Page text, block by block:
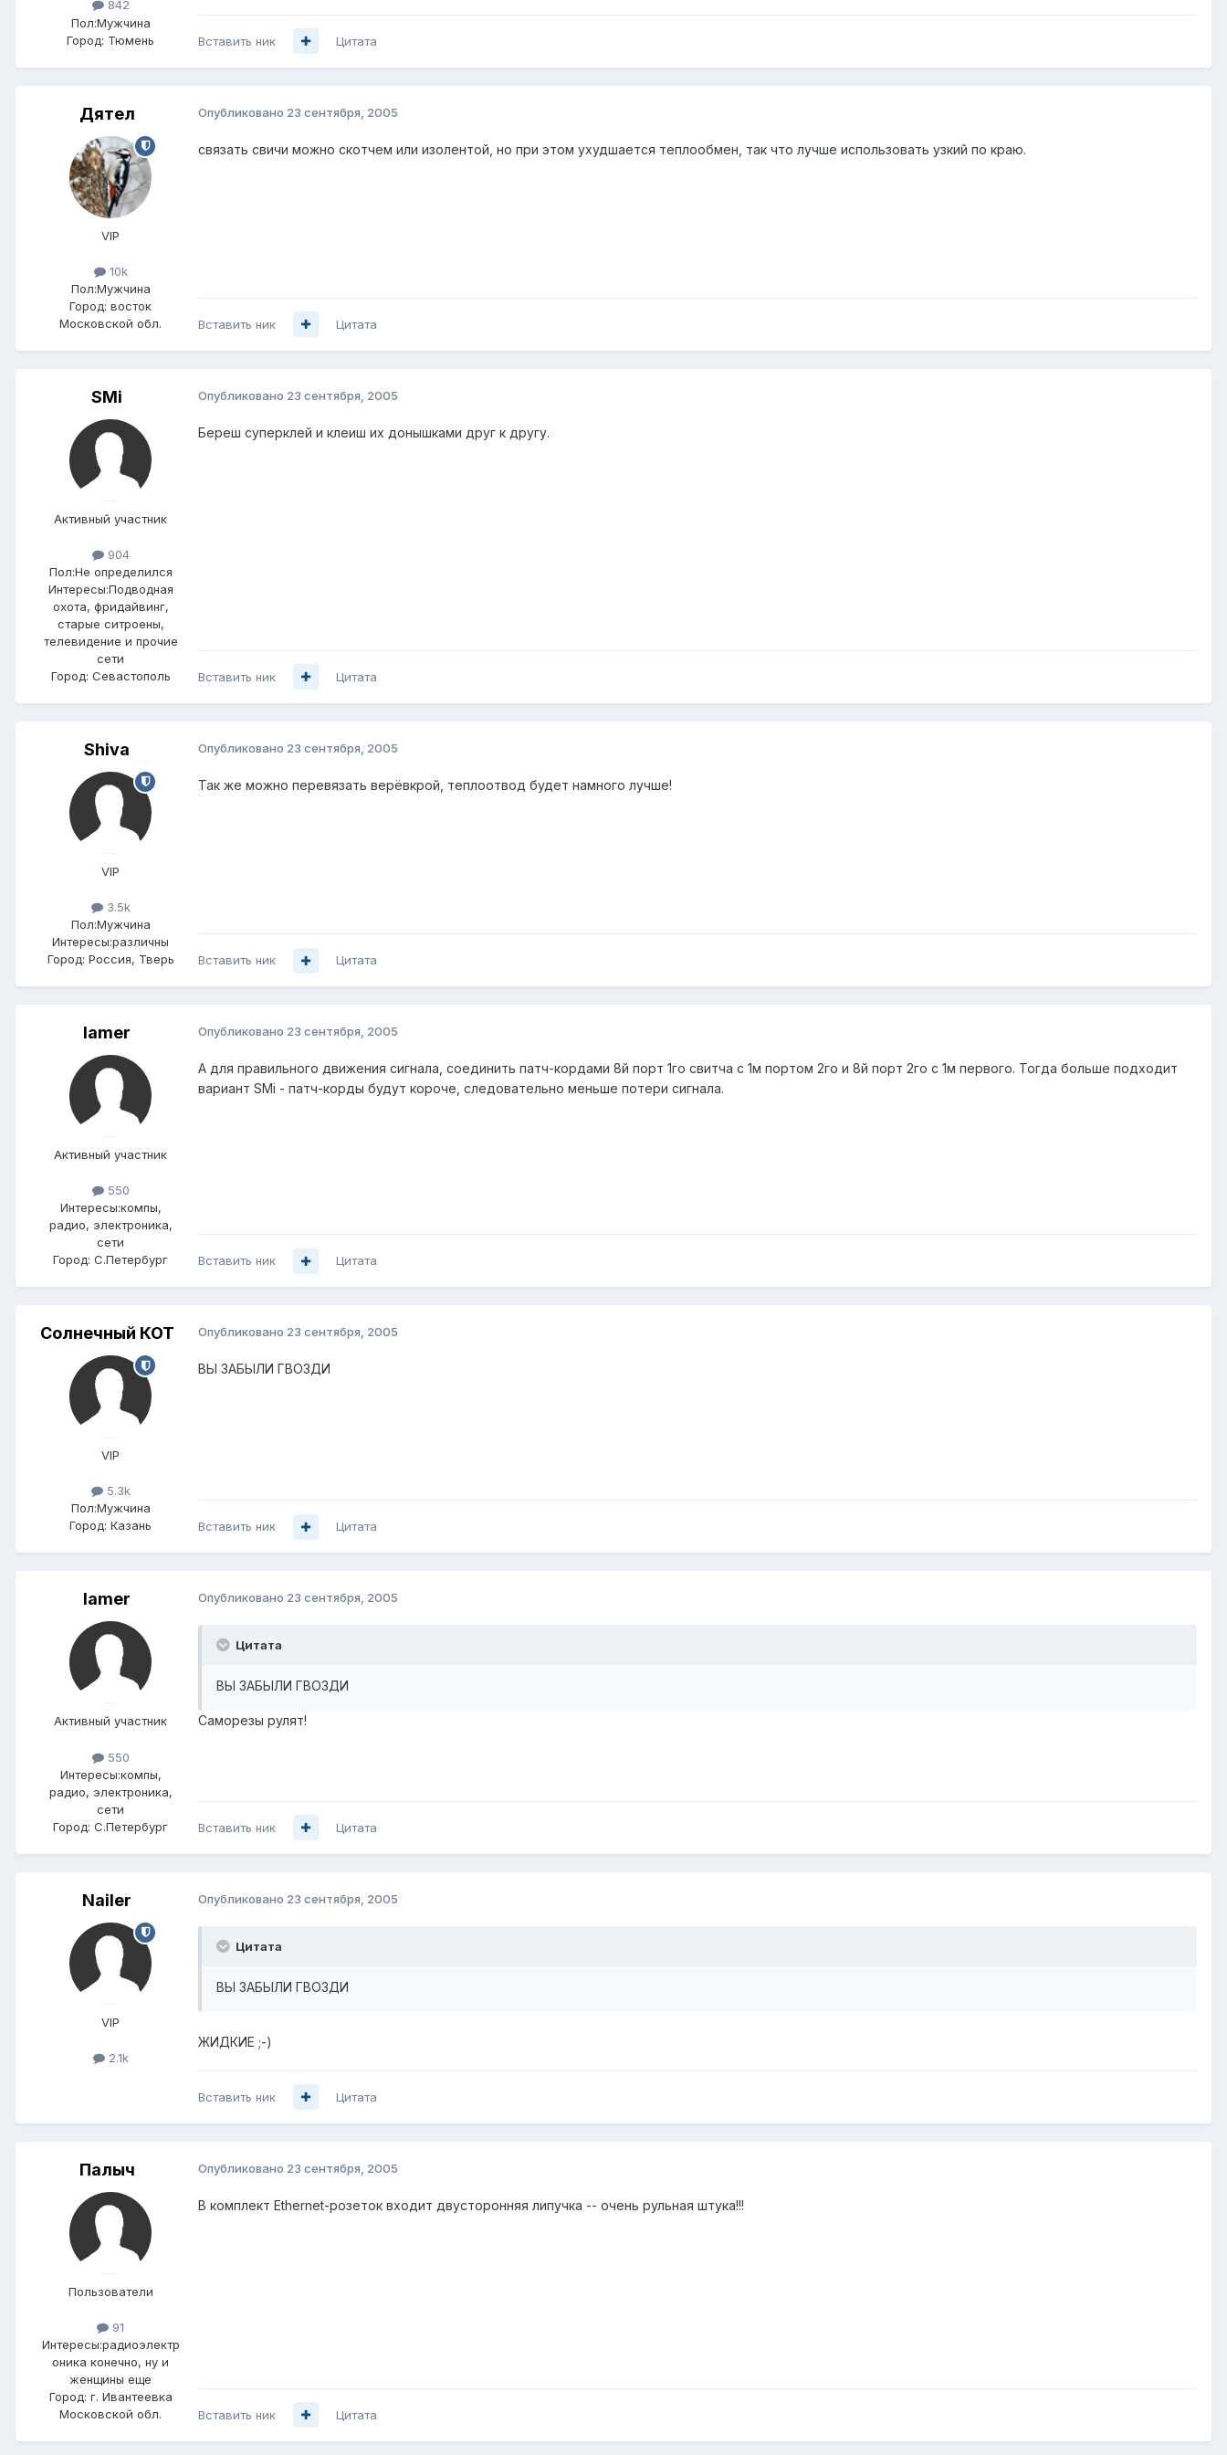
842
Пол:Мужчина
Город: Тюмень Вставить ник Цитата
Дятел
VIP
10k
Пол:Мужчина
Город: восток
Московской обл.
Опубликовано 23 сентября, 2005
связать свичи можно скотчем или изолентой, но при этом ухудшается теплообмен, так что лучше использовать узкий по краю.
Вставить ник Цитата
SMi
Активный участник
904
Пол:Не определился
Интересы:Подводная
охота, фридайвинг,
старые ситроены,
телевидение и прочие
сети
Город: Севастополь
Опубликовано 23 сентября, 2005
Береш суперклей и клеиш их донышками друг к другу.
Вставить ник Цитата
Shiva
VIP
3.5k
Пол:Мужчина
Интересы:различны
Город: Россия, Тверь
Опубликовано 23 сентября, 2005
Так же можно перевязать верёвкрой, теплоотвод будет намного лучше!
Вставить ник Цитата
lamer
Активный участник
550
Интересы:компы,
радио, электроника,
сети
Город: С.Петербург
Опубликовано 23 сентября, 2005
А для правильного движения сигнала, соединить патч-кордами 8й порт 1го свитча с 1м портом 2го и 8й порт 2го с 1м первого. Тогда больше подходит
вариант SMi - патч-корды будут короче, следовательно меньше потери сигнала.
Вставить ник Цитата
Солнечный КОТ
VIP
5.3k
Пол:Мужчина
Город: Казань
Опубликовано 23 сентября, 2005
ВЫ ЗАБЫЛИ ГВОЗДИ
Вставить ник Цитата
lamer
Активный участник
550
Интересы:компы,
радио, электроника,
сети
Город: С.Петербург
Опубликовано 23 сентября, 2005
Цитата
ВЫ ЗАБЫЛИ ГВОЗДИ
Саморезы рулят!
Вставить ник Цитата
Nailer
VIP
2.1k
Опубликовано 23 сентября, 2005
Цитата
ВЫ ЗАБЫЛИ ГВОЗДИ
ЖИДКИЕ ;-)
Вставить ник Цитата
Палыч
Пользователи
91
Интересы:радиоэлектр
оника конечно, ну и
женщины еще
Город: г. Ивантеевка
Московской обл.
Опубликовано 23 сентября, 2005
В комплект Ethernet-розеток входит двусторонняя липучка -- очень рульная штука!!!
Вставить ник Цитата